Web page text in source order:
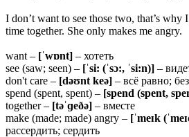
I don’t want to see those two, that’s why
time together. She only makes me angry.
want – [ˈwɒnt] – хотеть
see (saw; seen) – [ˈsi: (ˈsɔ:, ˈsi:n)] –
don't care – [dəʊnt keə] – всё равно;
spend (spent, spent) – [spend (spent,
together – [təˈɡeðə] – вместе
make (made; made) angry – [ˈmeɪk
рассердить; сердить